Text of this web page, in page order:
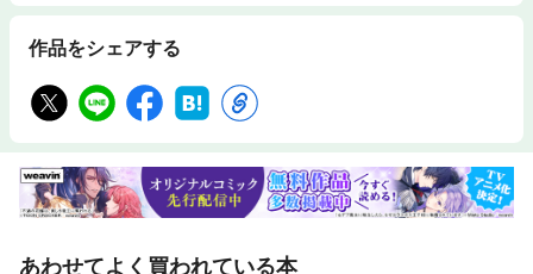
作品をシェアする
あわせてよく買われている本